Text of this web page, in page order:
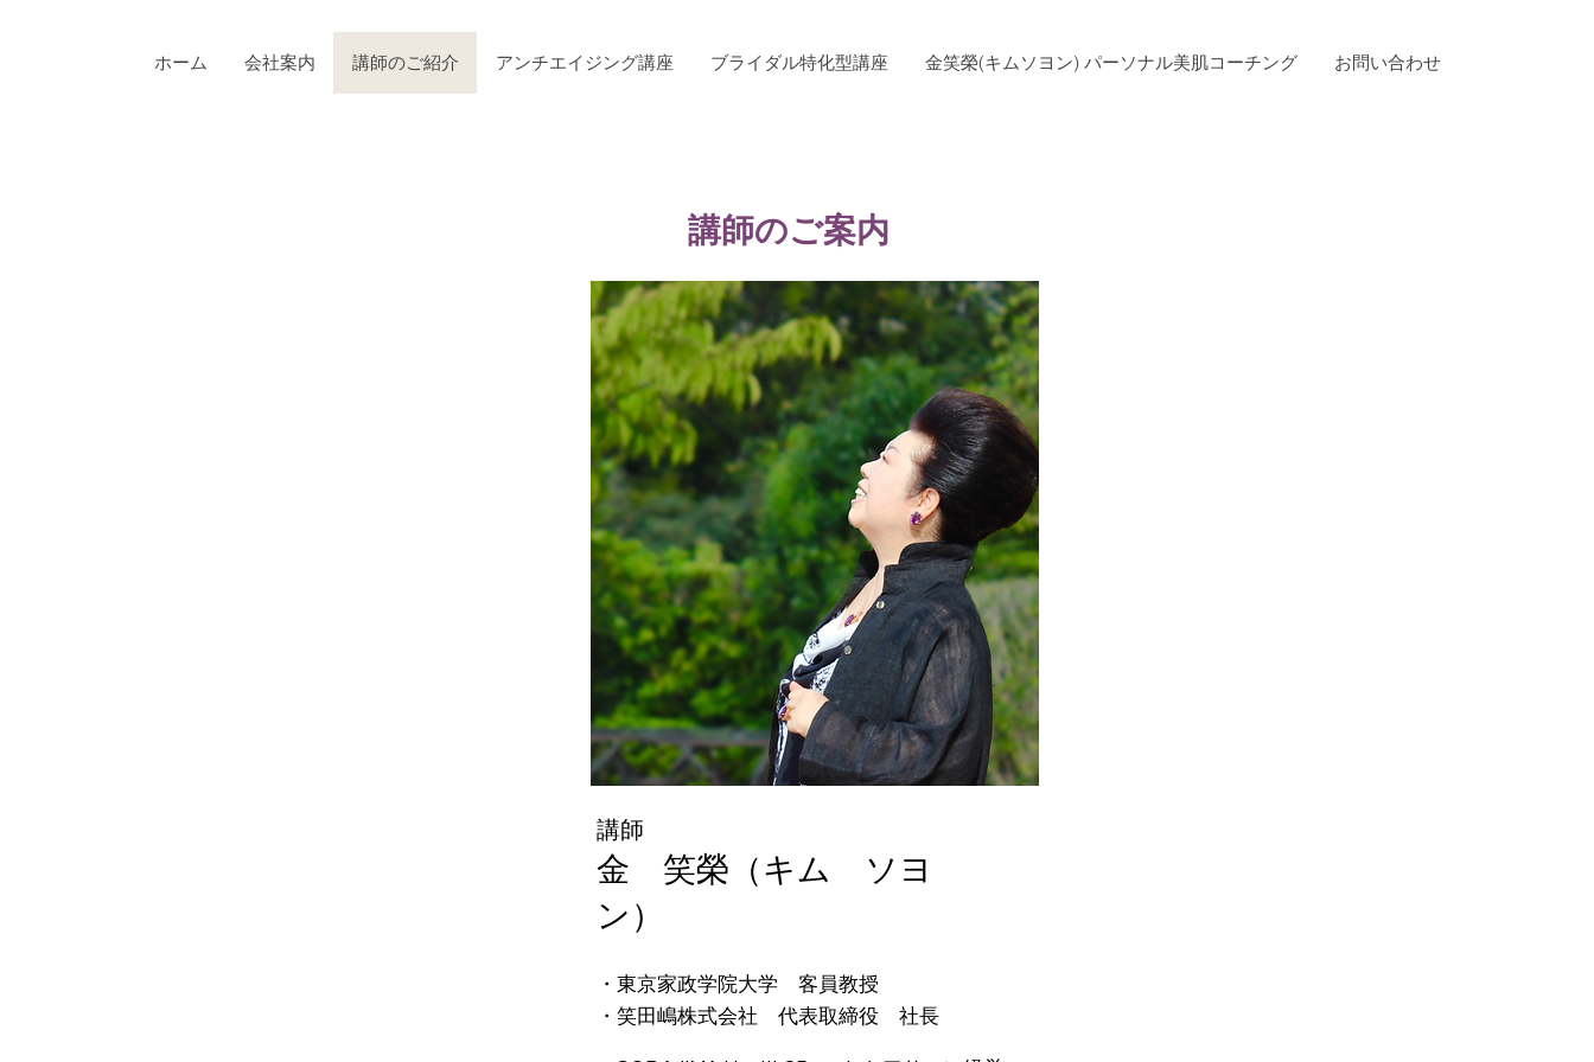
ホーム 会社案内 講師のご紹介 アンチエイジング講座 ブライダル特化型講座 金笑榮(キムソヨン) パーソナル美肌コーチング お問い合わせ
講師のご案内
講師
金 笑榮（キム ソヨ
ン）
・東京家政学院大学 客員教授
・笑田嶋株式会社 代表取締役 社長